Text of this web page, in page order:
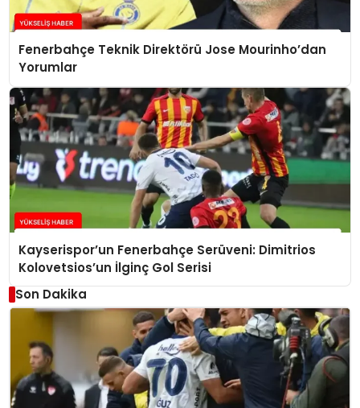
Fenerbahçe Teknik Direktörü Jose Mourinho’dan
Yorumlar
Kayserispor’un Fenerbahçe Serüveni: Dimitrios
Kolovetsios’un İlginç Gol Serisi
Son Dakika